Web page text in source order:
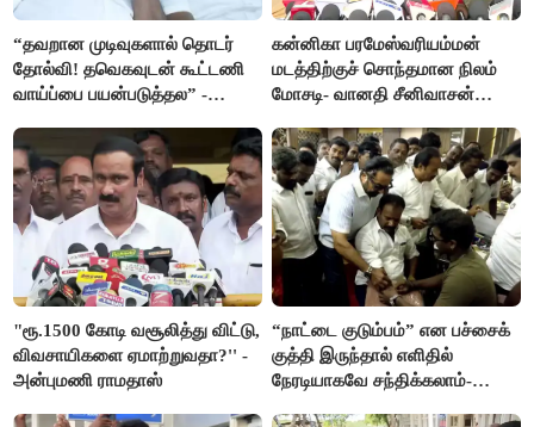
“தவறான முடிவுகளால் தொடர்
தோல்வி! தவெகவுடன் கூட்டணி
வாய்ப்பை பயன்படுத்தல” -
கன்னிகா பரமேஸ்வரியம்மன்
மடத்திற்குச் சொந்தமான நிலம்
மோசடி- வானதி சீனிவாசன்
"ரூ.1500 கோடி வசூலித்து விட்டு,
விவசாயிகளை ஏமாற்றுவதா?'' -
அன்புமணி ராமதாஸ்
“நாட்டை குடும்பம்” என பச்சைக்
குத்தி இருந்தால் எளிதில்
நேரடியாகவே சந்திக்கலாம்-